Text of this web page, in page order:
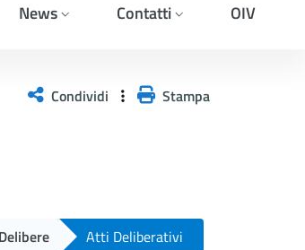
News Contatti OIV
Condividi Stampa
Delibere Atti Deliberativi